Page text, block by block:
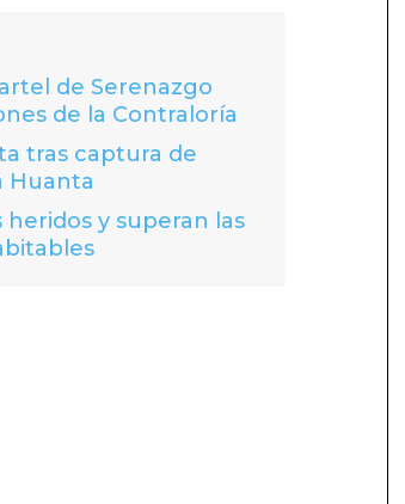
de Serenazgo
de la Contraloría
tras captura de
Huanta
heridos y superan las